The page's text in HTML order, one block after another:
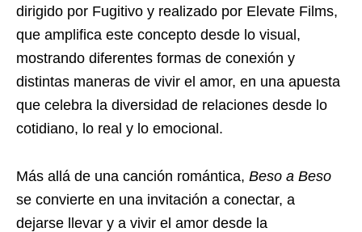
dirigido por Fugitivo y realizado por Elevate Films,
que amplifica este concepto desde lo visual,
mostrando diferentes formas de conexión y
distintas maneras de vivir el amor, en una apuesta
que celebra la diversidad de relaciones desde lo
cotidiano, lo real y lo emocional.
Más allá de una canción romántica, Beso a Beso
se convierte en una invitación a conectar, a
dejarse llevar y a vivir el amor desde la